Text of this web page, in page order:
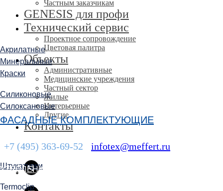
УТЕПЛЕНИЕ ФАСАДОВ
Частным заказчикам
GENESIS для профи
Технический сервис
Проектное сопровождение
Цветовая палитра
Объекты
Административные
Медицинские учреждения
Частный сектор
Жилые
Интерьерные
Другие
Контакты
+7 (495) 363-69-52 infotex@meffert.ru
Акрилатные
Минеральные
Краски
Силиконовые
Силоксановые
ФАСАДНЫЕ КОМПЛЕКТУЮЩИЕ
Штукатурки
Termoclip